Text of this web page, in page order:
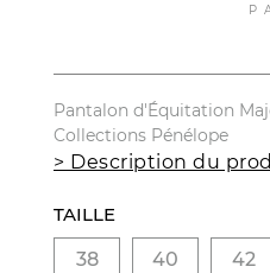
Pantalon d'Équitation
Collections Pénélope
> Description du
TAILLE
38
40 42